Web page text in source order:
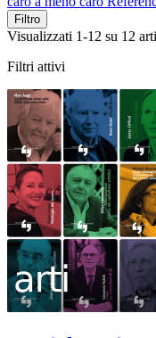
Filtro
Visualizzati 1-12 su 12
Filtri attivi